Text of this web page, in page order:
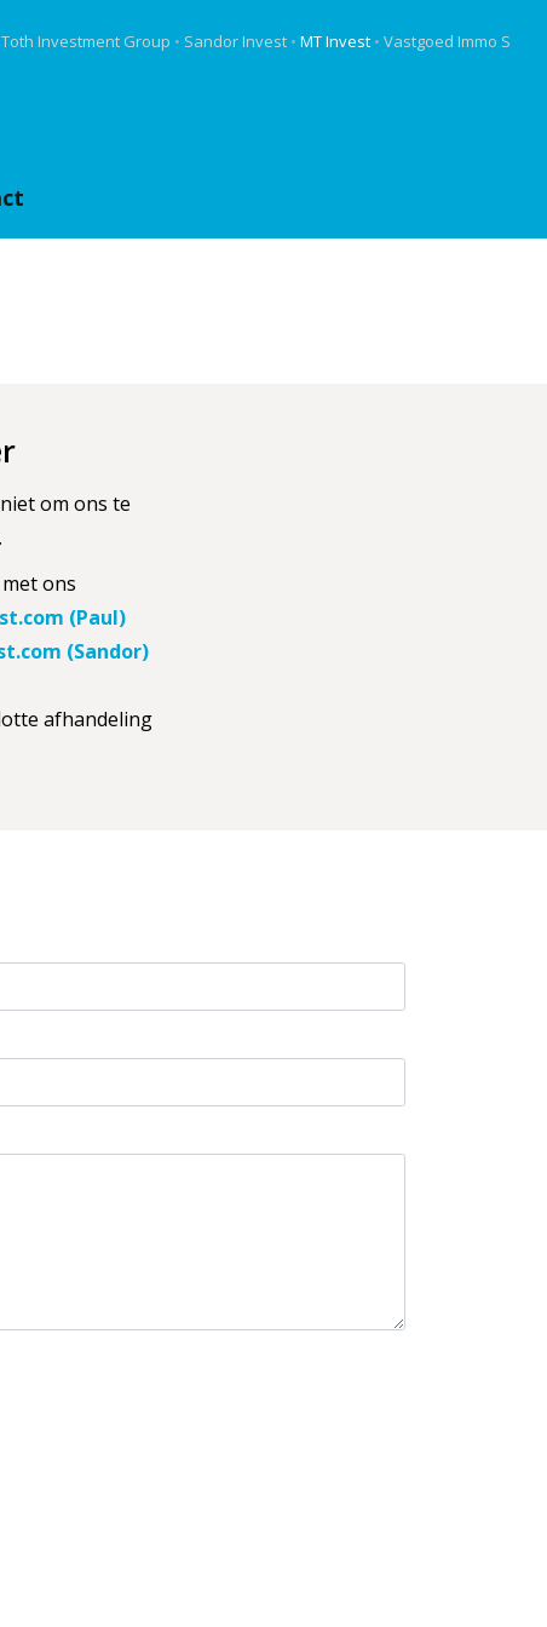
Investment Group • Sandor Invest • MT Invest • Vastgoed Immo S
om ons te
ons
(Paul)
(Sandor)
afhandeling